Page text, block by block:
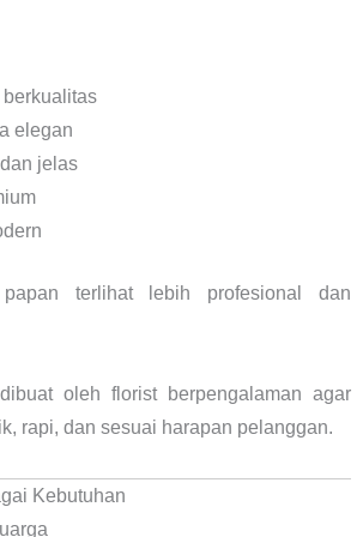
berkualitas
elegan
jelas
terlihat lebih profesional dan
oleh florist berpengalaman agar
rapi, dan sesuai harapan pelanggan.
Kebutuhan